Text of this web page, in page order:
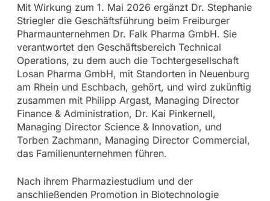
Mit Wirkung zum 1. Mai 2026 ergänzt Dr. Stephanie
Striegler die Geschäftsführung beim Freiburger
Pharmaunternehmen Dr. Falk Pharma GmbH. Sie
verantwortet den Geschäftsbereich Technical
Operations, zu dem auch die Tochtergesellschaft
Losan Pharma GmbH, mit Standorten in Neuenburg
am Rhein und Eschbach, gehört, und wird zukünftig
zusammen mit Philipp Argast, Managing Director
Finance & Administration, Dr. Kai Pinkernell,
Managing Director Science & Innovation, und
Torben Zachmann, Managing Director Commercial,
das Familienunternehmen führen.
Nach ihrem Pharmaziestudium und der
anschließenden Promotion in Biotechnologie